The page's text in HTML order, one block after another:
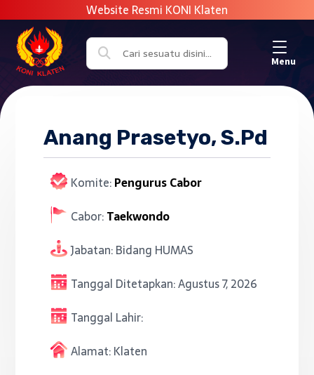
Menu
Anang Prasetyo, S.Pd
Komite:Pengurus Cabor
Cabor:Taekwondo
Jabatan:Bidang HUMAS
Tanggal Ditetapkan:Agustus 7, 2026
Tanggal Lahir:
Alamat:Klaten